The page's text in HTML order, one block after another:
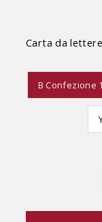
Carta da
B Confezione